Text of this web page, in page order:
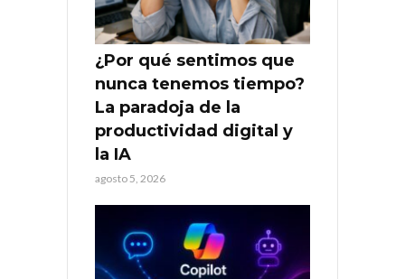
¿Por qué sentimos que
nunca tenemos tiempo?
La paradoja de la
productividad digital y
la IA
agosto 5, 2026